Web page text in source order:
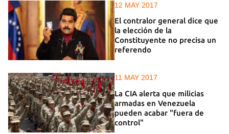
12 MAY 2017
El contralor general dice que
la elección de la
Constituyente no precisa un
referendo
11 MAY 2017
La CIA alerta que milicias
armadas en Venezuela
pueden acabar "fuera de
control"